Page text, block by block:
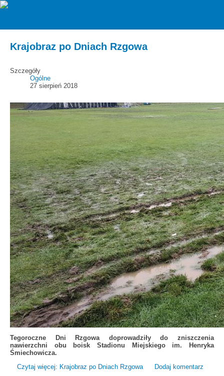
Krajobraz po Dniach Rzgowa
Szczegóły
Ogólne
27 sierpień 2018
Tegoroczne Dni Rzgowa doprowadziły do zniszczenia
nawierzchni obu boisk Stadionu Miejskiego im. Henryka
Śmiechowicza.
Czytaj więcej: Krajobraz po Dniach Rzgowa
Dodaj komentarz